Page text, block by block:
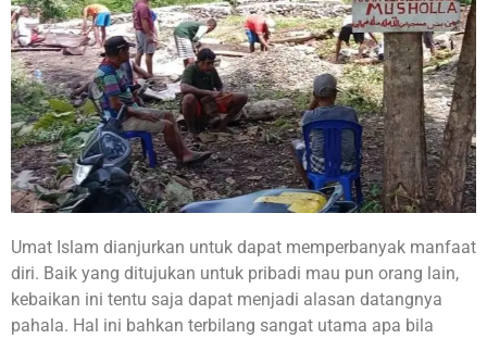
Umat Islam dianjurkan untuk dapat memperbanyak manfaat
diri. Baik yang ditujukan untuk pribadi mau pun orang lain,
kebaikan ini tentu saja dapat menjadi alasan datangnya
pahala. Hal ini bahkan terbilang sangat utama apa bila